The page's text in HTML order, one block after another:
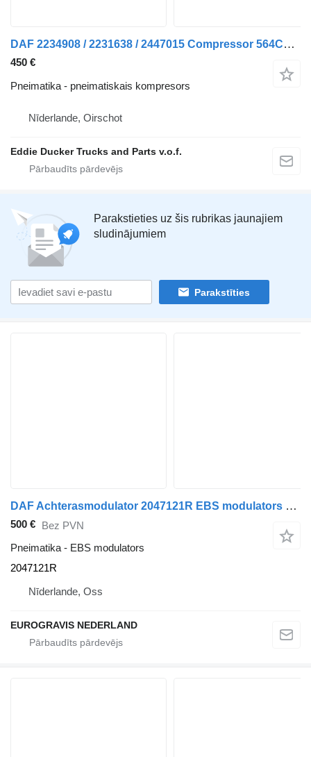
DAF 2234908 / 2231638 / 2447015 Compressor 564CC MX-11 pneimatiskais kompresors paredzēts vilcēja
450 €
Pneimatika - pneimatiskais kompresors
Nīderlande, Oirschot
Eddie Ducker Trucks and Parts v.o.f.
Parakstieties uz šis rubrikas jaunajiem
sludinājumiem
Parakstīties
DAF Achterasmodulator 2047121R EBS modulators paredzēts DAF XF106 vilcēja
500 € Bez PVN
Pneimatika - EBS modulators
2047121R
Nīderlande, Oss
EUROGRAVIS NEDERLAND